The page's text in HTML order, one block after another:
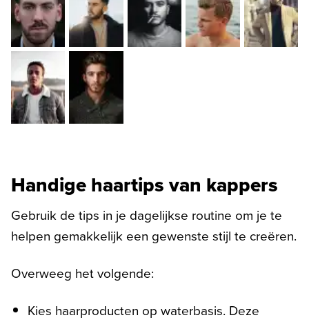
Handige haartips van kappers
Gebruik de tips in je dagelijkse routine om je te
helpen gemakkelijk een gewenste stijl te creëren.
Overweeg het volgende:
Kies haarproducten op waterbasis. Deze